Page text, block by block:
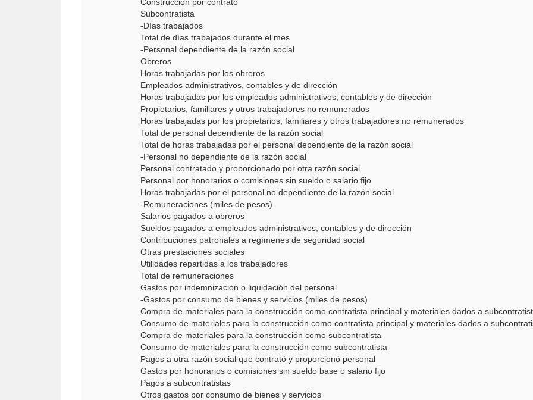
Subcontratista
-Días trabajados
Total de días trabajados durante el mes
-Personal dependiente de la razón social
Obreros
Horas trabajadas por los obreros
Empleados administrativos, contables y de dirección
Horas trabajadas por los empleados administrativos, contables y de dirección
Propietarios, familiares y otros trabajadores no remunerados
Horas trabajadas por los propietarios, familiares y otros trabajadores no remunerados
Total de personal dependiente de la razón social
Total de horas trabajadas por el personal dependiente de la razón social
-Personal no dependiente de la razón social
Personal contratado y proporcionado por otra razón social
Personal por honorarios o comisiones sin sueldo o salario fijo
Horas trabajadas por el personal no dependiente de la razón social
-Remuneraciones (miles de pesos)
Salarios pagados a obreros
Sueldos pagados a empleados administrativos, contables y de dirección
Contribuciones patronales a regímenes de seguridad social
Otras prestaciones sociales
Utilidades repartidas a los trabajadores
Total de remuneraciones
Gastos por indemnización o liquidación del personal
-Gastos por consumo de bienes y servicios (miles de pesos)
Compra de materiales para la construcción como contratista principal y materiales dados a
Consumo de materiales para la construcción como contratista principal y materiales dados a
Compra de materiales para la construcción como subcontratista
Consumo de materiales para la construcción como subcontratista
Pagos a otra razón social que contrató y proporcionó personal
Gastos por honorarios o comisiones sin sueldo base o salario fijo
Pagos a subcontratistas
Otros gastos por consumo de bienes y servicios